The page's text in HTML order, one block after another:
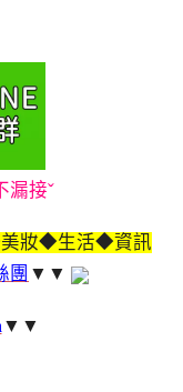
漏接ˇ
妝◆生活◆資訊
團 ▼▼
▼▼